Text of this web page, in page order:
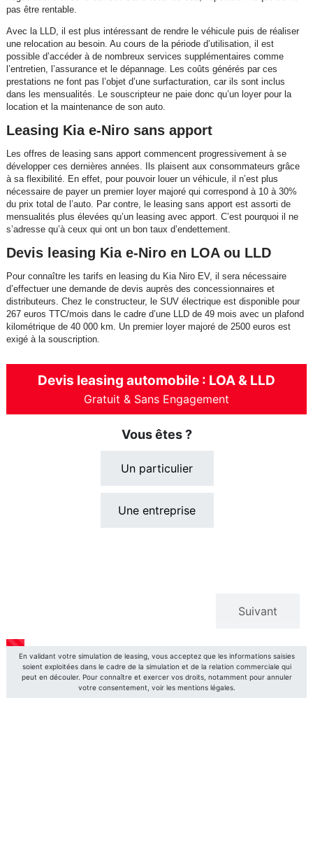
pas être rentable.
Avec la LLD, il est plus intéressant de rendre le véhicule puis de réaliser
une relocation au besoin. Au cours de la période d’utilisation, il est
possible d’accéder à de nombreux services supplémentaires comme
l’entretien, l’assurance et le dépannage. Les coûts générés par ces
prestations ne font pas l’objet d’une surfacturation, car ils sont inclus
dans les mensualités. Le souscripteur ne paie donc qu’un loyer pour la
location et la maintenance de son auto.
Leasing Kia e-Niro sans apport
Les offres de leasing sans apport commencent progressivement à se
développer ces dernières années. Ils plaisent aux consommateurs grâce
à sa flexibilité. En effet, pour pouvoir louer un véhicule, il n’est plus
nécessaire de payer un premier loyer majoré qui correspond à 10 à 30%
du prix total de l’auto. Par contre, le leasing sans apport est assorti de
mensualités plus élevées qu’un leasing avec apport. C’est pourquoi il ne
s’adresse qu’à ceux qui ont un bon taux d’endettement.
Devis leasing Kia e-Niro en LOA ou LLD
Pour connaître les tarifs en leasing du Kia Niro EV, il sera nécessaire
d’effectuer une demande de devis auprès des concessionnaires et
distributeurs. Chez le constructeur, le SUV électrique est disponible pour
267 euros TTC/mois dans le cadre d’une LLD de 49 mois avec un plafond
kilométrique de 40 000 km. Un premier loyer majoré de 2500 euros est
exigé à la souscription.